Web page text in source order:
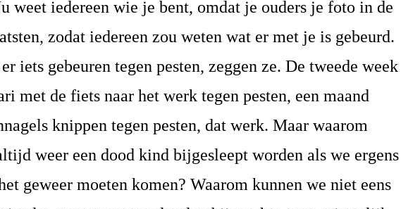
weet iedereen wie je bent, omdat je ouders je foto in de
zodat iedereen zou weten wat er met je is gebeurd.
iets gebeuren tegen pesten, zeggen ze. De tweede week
met de fiets naar het werk tegen pesten, een maand
knippen tegen pesten, dat werk. Maar waarom
weer een dood kind bijgesleept worden als we ergens
geweer moeten komen? Waarom kunnen we niet eens